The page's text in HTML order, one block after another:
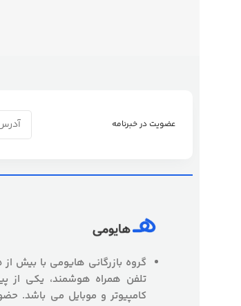
عضویت در خبرنامه
تلفن همراه هوشمند، یکی از
کامپیوتر و موبایل می باشد.